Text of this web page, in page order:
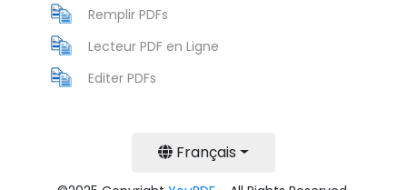
Remplir PDFs
Lecteur PDF en Ligne
Editer PDFs
Français